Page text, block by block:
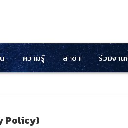
ความรู้ สาขา ร่วมงาน
Policy)